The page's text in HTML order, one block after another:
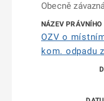
Obecně
OZV o
kom. odpadu